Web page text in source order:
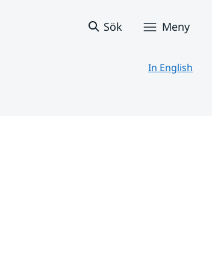
Sök Meny
In English